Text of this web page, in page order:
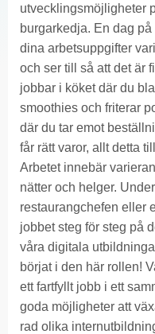
utvecklingsmöjligheter
burgarkedja. En dag
dina arbetsuppgifter
och ser till så att det är
jobbar i köket där du
smoothies och friterar
där du tar emot
får rätt varor, allt detta
Arbetet innebär
nätter och helger.
restaurangchefen eller
jobbet steg för steg på
våra digitala
börjat i den här rollen!
ett fartfyllt jobb i ett
goda möjligheter att
rad olika